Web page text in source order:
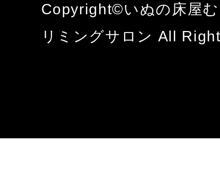
Copyright©いぬの床屋
リミングサロン All